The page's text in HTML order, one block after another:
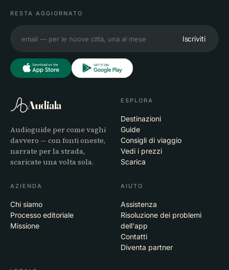
RESTA AGGIORNATO
Iscriviti
Audiala
Audioguide per come vaghi
davvero — con fonti oneste,
narrate per la strada,
scaricate una volta sola.
ESPLORA
Destinazioni
Guide
Consigli di viaggio
Vedi i prezzi
Scarica
AZIENDA
Chi siamo
Processo editoriale
Missione
AIUTO
Assistenza
Risoluzione dei problemi
dell'app
Contatti
Diventa partner